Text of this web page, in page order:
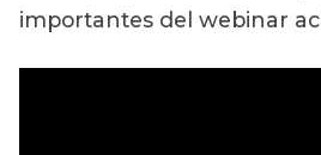
importantes del webinar